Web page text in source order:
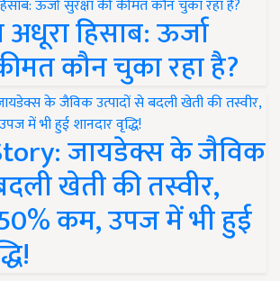
हिसाब: ऊर्जा
कौन चुका रहा है?
जायडेक्स के जैविक
खेती की तस्वीर,
कम, उपज में भी हुई